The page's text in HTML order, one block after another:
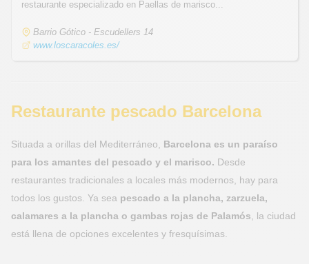
restaurante especializado en Paellas de marisco...
Barrio Gótico - Escudellers 14
www.loscaracoles.es/
Restaurante pescado Barcelona
Situada a orillas del Mediterráneo, Barcelona es un paraíso
para los amantes del pescado y el marisco. Desde
restaurantes tradicionales a locales más modernos, hay para
todos los gustos. Ya sea pescado a la plancha, zarzuela,
calamares a la plancha o gambas rojas de Palamós , la ciudad
está llena de opciones excelentes y fresquísimas.